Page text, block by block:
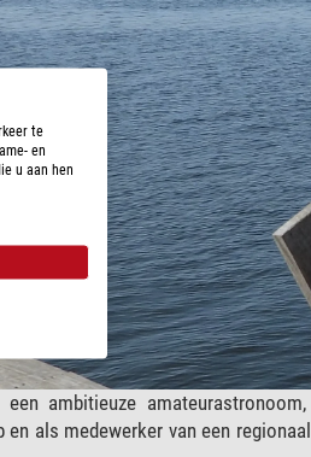
ambitieuze
en als medewerker van een
te
en
u aan hen